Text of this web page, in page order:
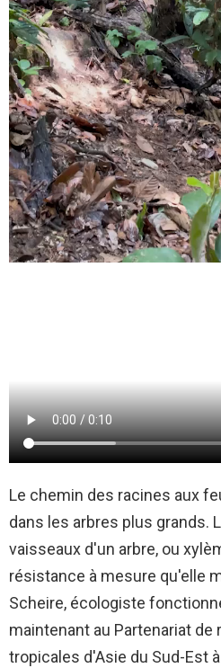
Le chemin des racines aux
dans les arbres plus grands.
vaisseaux d'un arbre, ou
résistance à mesure qu'elle
Scheire, écologiste
maintenant au Partenariat
tropicales d'Asie du Sud-Est